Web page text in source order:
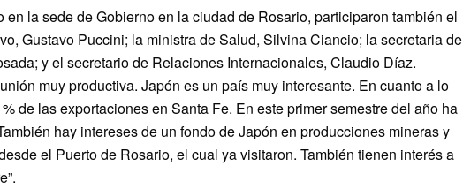
en la sede de Gobierno en la ciudad de Rosario, participaron también el
Gustavo Puccini; la ministra de Salud, Silvina Ciancio; la secretaria de
y el secretario de Relaciones Internacionales, Claudio Díaz.
muy productiva. Japón es un país muy interesante. En cuanto a lo
de las exportaciones en Santa Fe. En este primer semestre del año ha
hay intereses de un fondo de Japón en producciones mineras y
el Puerto de Rosario, el cual ya visitaron. También tienen interés a